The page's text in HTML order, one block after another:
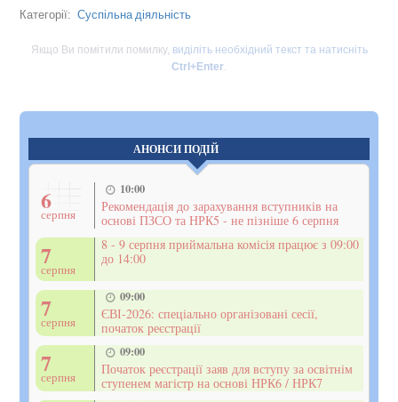
Категорії: Суспільна діяльність
Якщо Ви помітили помилку, виділіть необхідний текст та натисніть
Ctrl+Enter
АНОНСИ ПОДІЙ
6
серпня
10:00
Рекомендація до зарахування вступників на
основі ПЗСО та НРК5 - не пізніше 6 серпня
7
серпня
8 - 9 серпня приймальна комісія працює з 09:00
до 14:00
7
серпня
09:00
ЄВІ-2026: спеціально організовані сесії,
початок реєстрації
7
серпня
09:00
Початок реєстрації заяв для вступу за освітнім
ступенем магістр на основі НРК6 / НРК7